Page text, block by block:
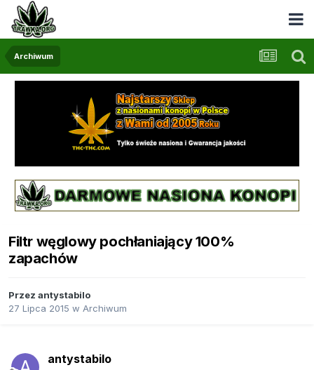
Archiwum
Filtr węglowy pochłaniający 100%
zapachów
Przez antystabilo
27 Lipca 2015 w Archiwum
antystabilo